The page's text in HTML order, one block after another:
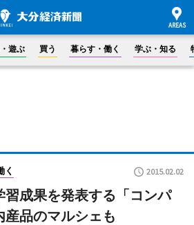
遊ぶ 買う 暮らす・働く 学ぶ・知る
く 2015.02.02
習成果を発表する「コンパ
品のマルシェも